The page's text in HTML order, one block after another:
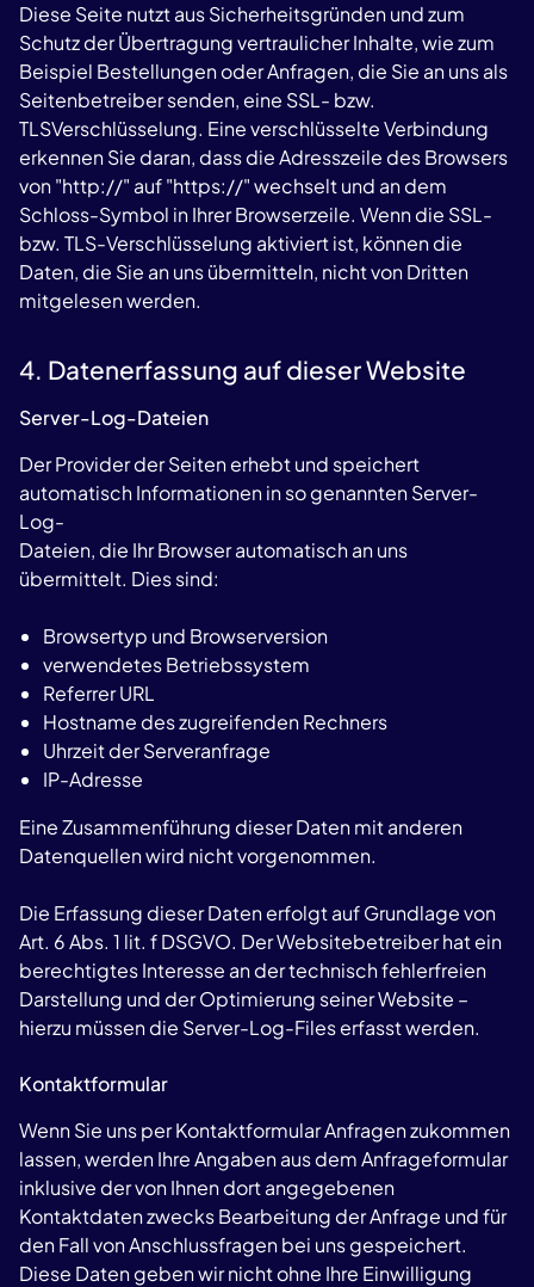
Diese Seite nutzt aus Sicherheitsgründen und zum
Schutz der Übertragung vertraulicher Inhalte, wie zum
Beispiel Bestellungen oder Anfragen, die Sie an uns als
Seitenbetreiber senden, eine SSL- bzw.
TLSVerschlüsselung. Eine verschlüsselte Verbindung
erkennen Sie daran, dass die Adresszeile des Browsers
von "http://" auf "https://" wechselt und an dem
Schloss-Symbol in Ihrer Browserzeile. Wenn die SSL-
bzw. TLS-Verschlüsselung aktiviert ist, können die
Daten, die Sie an uns übermitteln, nicht von Dritten
mitgelesen werden.
4. Datenerfassung auf dieser Website
Server-Log-Dateien
Der Provider der Seiten erhebt und speichert
automatisch Informationen in so genannten Server-
Log-
Dateien, die Ihr Browser automatisch an uns
übermittelt. Dies sind:
Browsertyp und Browserversion
verwendetes Betriebssystem
Referrer URL
Hostname des zugreifenden Rechners
Uhrzeit der Serveranfrage
IP-Adresse
Eine Zusammenführung dieser Daten mit anderen
Datenquellen wird nicht vorgenommen.
Die Erfassung dieser Daten erfolgt auf Grundlage von
Art. 6 Abs. 1 lit. f DSGVO. Der Websitebetreiber hat ein
berechtigtes Interesse an der technisch fehlerfreien
Darstellung und der Optimierung seiner Website –
hierzu müssen die Server-Log-Files erfasst werden.
Kontaktformular
Wenn Sie uns per Kontaktformular Anfragen zukommen
lassen, werden Ihre Angaben aus dem Anfrageformular
inklusive der von Ihnen dort angegebenen
Kontaktdaten zwecks Bearbeitung der Anfrage und für
den Fall von Anschlussfragen bei uns gespeichert.
Diese Daten geben wir nicht ohne Ihre Einwilligung